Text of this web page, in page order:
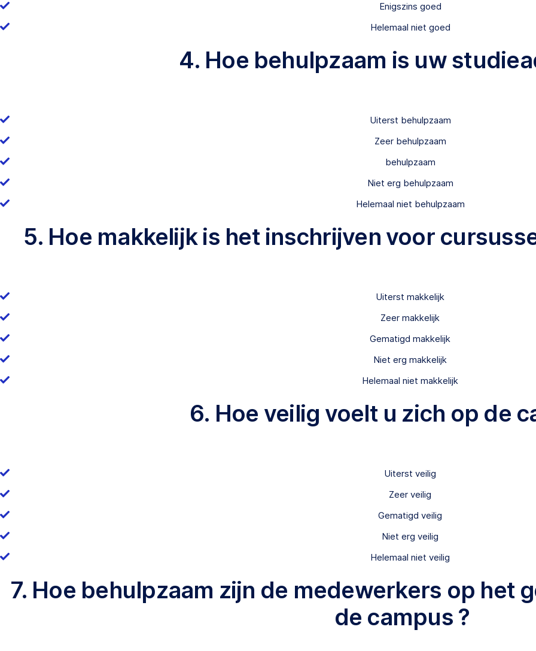
Enigszins goed
Helemaal niet goed
4. Hoe behulpzaam is uw
Uiterst behulpzaam
Zeer behulpzaam
behulpzaam
Niet erg behulpzaam
Helemaal niet behulpzaam
5. Hoe makkelijk is het inschrijven voor
Uiterst makkelijk
Zeer makkelijk
Gematigd makkelijk
Niet erg makkelijk
Helemaal niet makkelijk
6. Hoe veilig voelt u zich op de
Uiterst veilig
Zeer veilig
Gematigd veilig
Niet erg veilig
Helemaal niet veilig
7. Hoe behulpzaam zijn de medewerkers op het
de campus ?